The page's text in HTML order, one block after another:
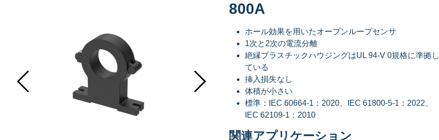
800A
ホール効果を用いたオープンループセンサ
1次と2次の電流分離
絶縁プラスチックハウジングはUL 94-V 0規格に準拠し
ている
挿入損失なし
体積が小さい
標準：IEC 60664-1：2020、IEC 61800-5-1：2022、
IEC 62109-1：2010
関連アプリケーション